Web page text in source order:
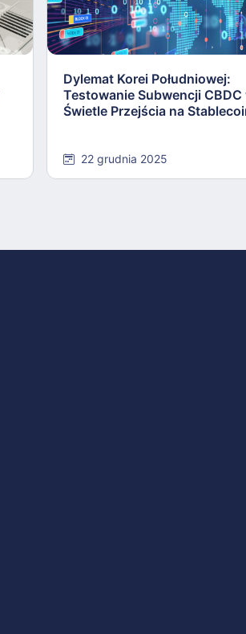
Dylemat Korei Południowej:
Testowanie Subwencji CBDC
Świetle Przejścia na
22 grudnia 2025